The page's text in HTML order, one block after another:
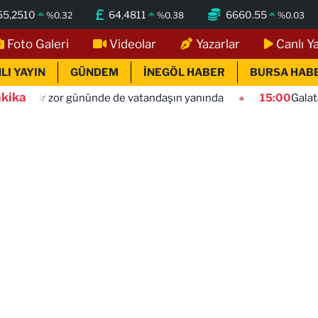
%0.32 64,4811 %0.38 6660.55 %0.03
Foto Galeri Videolar Yazarlar Canlı
YAYIN GÜNDEM İNEGÖL HABER BURSA
de vatandaşın yanında 15:00Galatasaray Villarreal